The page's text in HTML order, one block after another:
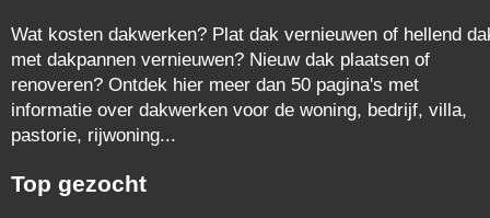
Wat kosten dakwerken? Plat dak vernieuwen of hellend
met dakpannen vernieuwen? Nieuw dak plaatsen of
renoveren? Ontdek hier meer dan 50 pagina's met
informatie over dakwerken voor de woning, bedrijf, villa,
pastorie, rijwoning...
Top gezocht